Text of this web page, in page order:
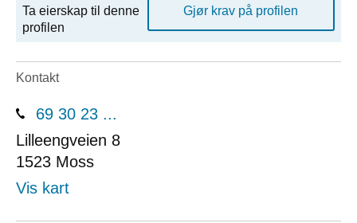
Ta eierskap til denne
profilen
Gjør krav på profilen
Kontakt
69 30 23 ...
Lilleengveien 8
1523 Moss
Vis kart